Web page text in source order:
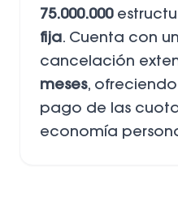
75.000.000
fija. Cuenta con
cancelación
meses,
pago de las
economía